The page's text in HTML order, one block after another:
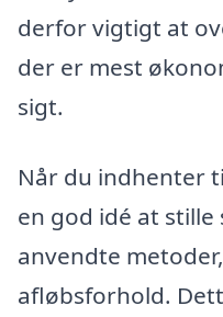
derfor vigtigt at
der er mest
sigt.
Når du indhenter
en god idé at
anvendte
afløbsforhold.